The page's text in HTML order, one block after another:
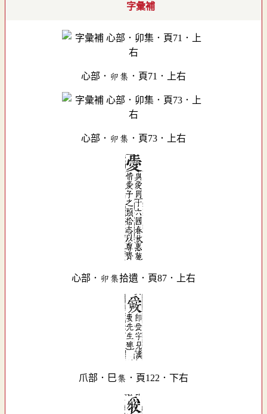
字彙補
心部．卯集．頁71．上右
心部．卯集．頁73．上右
心部．卯集拾遺．頁87．上右
爪部．巳集．頁122．下右